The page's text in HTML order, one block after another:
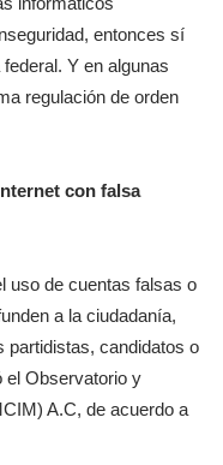
entonces sí
Y en algunas
regulación de orden
con falsa
uso de cuentas falsas o
a la ciudadanía,
partidistas, candidatos o
el Observatorio y
A.C, de acuerdo a